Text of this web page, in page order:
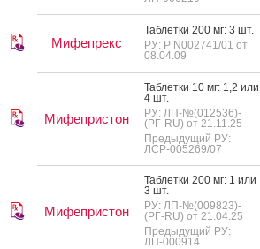
Мифепрекс
Таб­летки 200 мг: 3 шт.
РУ: Р N002741/01 от
08.04.09
Мифепристон
Таб­летки 10 мг: 1,2 или
4 шт.
РУ: ЛП-№(012536)-
(РГ-RU) от 21.11.25
Предыдущий РУ:
ЛСР-005269/07
Мифепристон
Таб­летки 200 мг: 1 или
3 шт.
РУ: ЛП-№(009823)-
(РГ-RU) от 21.04.25
Предыдущий РУ:
ЛП-000914